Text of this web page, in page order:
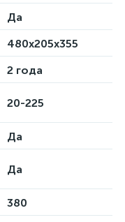
Да
480х205х355
2 года
20-225
Да
Да
380